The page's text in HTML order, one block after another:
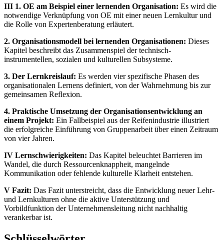
III 1. OE am Beispiel einer lernenden Organisation: Es wird die
notwendige Verknüpfung von OE mit einer neuen Lernkultur und
die Rolle von Expertenberatung erläutert.
2. Organisationsmodell bei lernenden Organisationen: Dieses
Kapitel beschreibt das Zusammenspiel der technisch-
instrumentellen, sozialen und kulturellen Subsysteme.
3. Der Lernkreislauf: Es werden vier spezifische Phasen des
organisationalen Lernens definiert, von der Wahrnehmung bis zur
gemeinsamen Reflexion.
4. Praktische Umsetzung der Organisationsentwicklung an
einem Projekt: Ein Fallbeispiel aus der Reifenindustrie illustriert
die erfolgreiche Einführung von Gruppenarbeit über einen Zeitraum
von vier Jahren.
IV Lernschwierigkeiten: Das Kapitel beleuchtet Barrieren im
Wandel, die durch Ressourcenknappheit, mangelnde
Kommunikation oder fehlende kulturelle Klarheit entstehen.
V Fazit: Das Fazit unterstreicht, dass die Entwicklung neuer Lehr-
und Lernkulturen ohne die aktive Unterstützung und
Vorbildfunktion der Unternehmensleitung nicht nachhaltig
verankerbar ist.